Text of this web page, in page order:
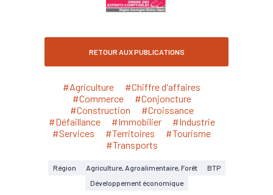
RETOUR AUX PUBLICATIONS
#Agriculture
#Chiffre d'affaires
#Commerce
#Conjoncture
#Construction
#Croissance
#Défaillance
#Immobilier
#Industrie
#Services
#Territoires
#Tourisme
#Transports
Région Agriculture, Agroalimentaire, Forêt
BTP
Développement économique